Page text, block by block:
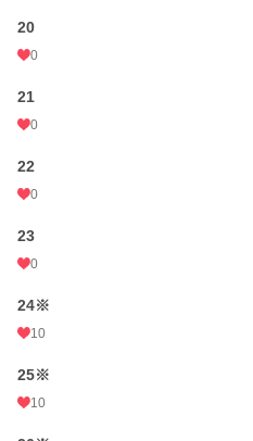
20
0
21
0
22
0
23
0
24※
10
25※
10